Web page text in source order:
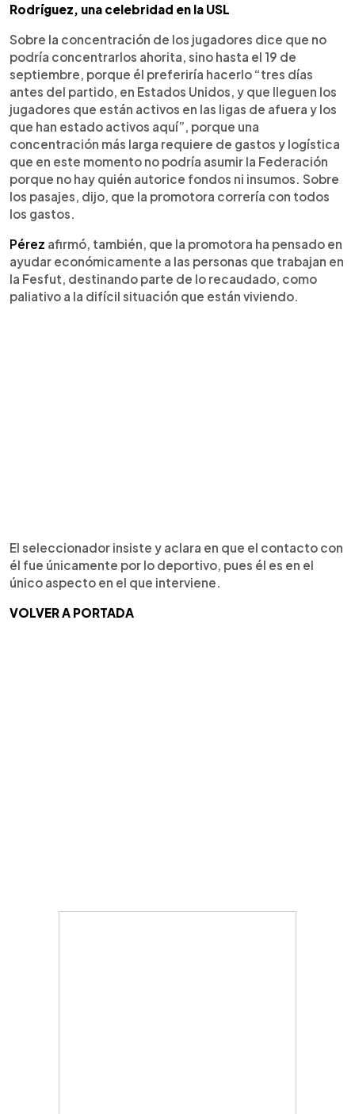
Rodríguez, una celebridad en la USL
Sobre la concentración de los jugadores dice que no
podría concentrarlos ahorita, sino hasta el 19 de
septiembre, porque él preferiría hacerlo “tres días
antes del partido, en Estados Unidos, y que lleguen los
jugadores que están activos en las ligas de afuera y los
que han estado activos aquí”, porque una
concentración más larga requiere de gastos y logística
que en este momento no podría asumir la Federación
porque no hay quién autorice fondos ni insumos. Sobre
los pasajes, dijo, que la promotora correría con todos
los gastos.
Pérez afirmó, también, que la promotora ha pensado en
ayudar económicamente a las personas que trabajan en
la Fesfut, destinando parte de lo recaudado, como
paliativo a la difícil situación que están viviendo.
El seleccionador insiste y aclara en que el contacto con
él fue únicamente por lo deportivo, pues él es en el
único aspecto en el que interviene.
VOLVER A PORTADA